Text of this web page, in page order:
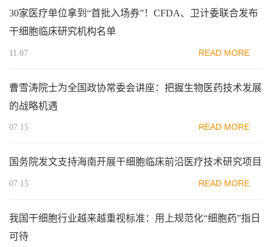
30家医疗单位拿到“首批入场券”！CFDA、卫计委联合发布
干细胞临床研究机构名单
11.07 READ MORE
曹雪涛院士为全国政协常委会讲座：把握生物医药技术发展
的战略机遇
07.15 READ MORE
国务院发文支持海南开展干细胞临床前沿医疗技术研究项目
07.15 READ MORE
我国干细胞行业越来越重视标准：用上规范化“细胞药”指日
可待